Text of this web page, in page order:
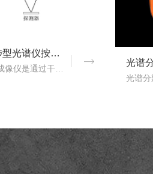
双光束干涉型光谱仪按照调制方式不同可分为哪些类型？
干涉型光谱成像仪是通过干涉元件和焦平面探测器对目标场景进行成像，干涉光谱成像技术主要包括双光束干涉型和多光束干涉型两种。那么，双光束干涉型光谱仪按照调制方式不同..